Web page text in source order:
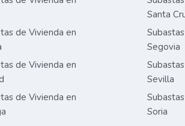
de Vivienda en
de Vivienda en
de Vivienda en
Santa
Segovia
Sevilla
Soria